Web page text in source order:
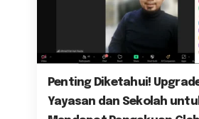
Penting Diketahui!
Yayasan dan Sekolah